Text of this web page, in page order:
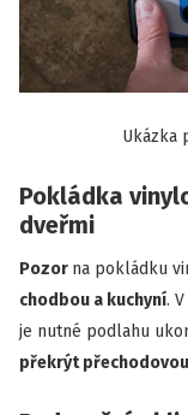
Ukázka
Pokládka
dveřmi
Pozor na pokládku
chodbou a kuchyní.
je nutné podlahu
překrýt